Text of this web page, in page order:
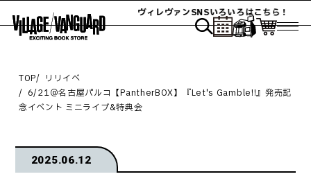
ヴィレヴァンSNSいろいろはこちら！
TOP
リリイベ
6/21＠名古屋パルコ【PantherBOX】『Let's Gamble!!』発売記
念イベント ミニライブ&特典会
2025.06.12